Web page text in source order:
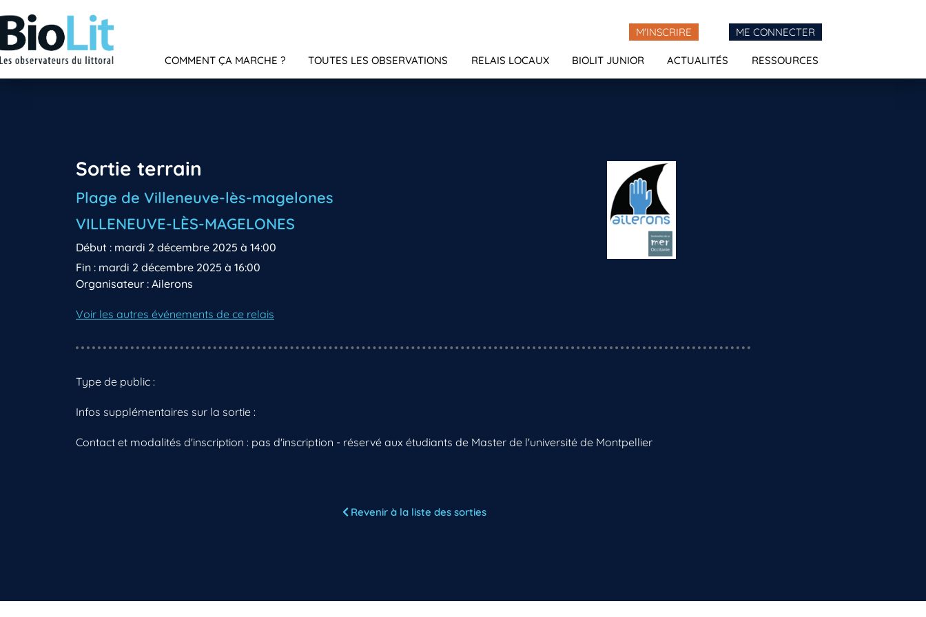
M'INSCRIRE ME CONNECTER
COMMENT ÇA MARCHE ? TOUTES LES OBSERVATIONS RELAIS LOCAUX BIOLIT JUNIOR ACTUALITÉS RESSOURCES
Sortie terrain
Plage de Villeneuve-lès-magelones
VILLENEUVE-LÈS-MAGELONES
Début : mardi 2 décembre 2025 à 14:00
Fin : mardi 2 décembre 2025 à 16:00
Organisateur : Ailerons
Voir les autres événements de ce relais
Type de public :
Infos supplémentaires sur la sortie :
Contact et modalités d'inscription : pas d'inscription - réservé aux étudiants de Master de l'université de Montpellier
Revenir à la liste des sorties